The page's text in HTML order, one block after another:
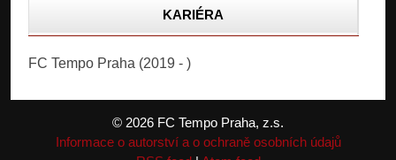
KARIÉRA
FC Tempo Praha (2019 - )
© 2026 FC Tempo Praha, z.s.
Informace o autorství a o ochraně osobních údajů